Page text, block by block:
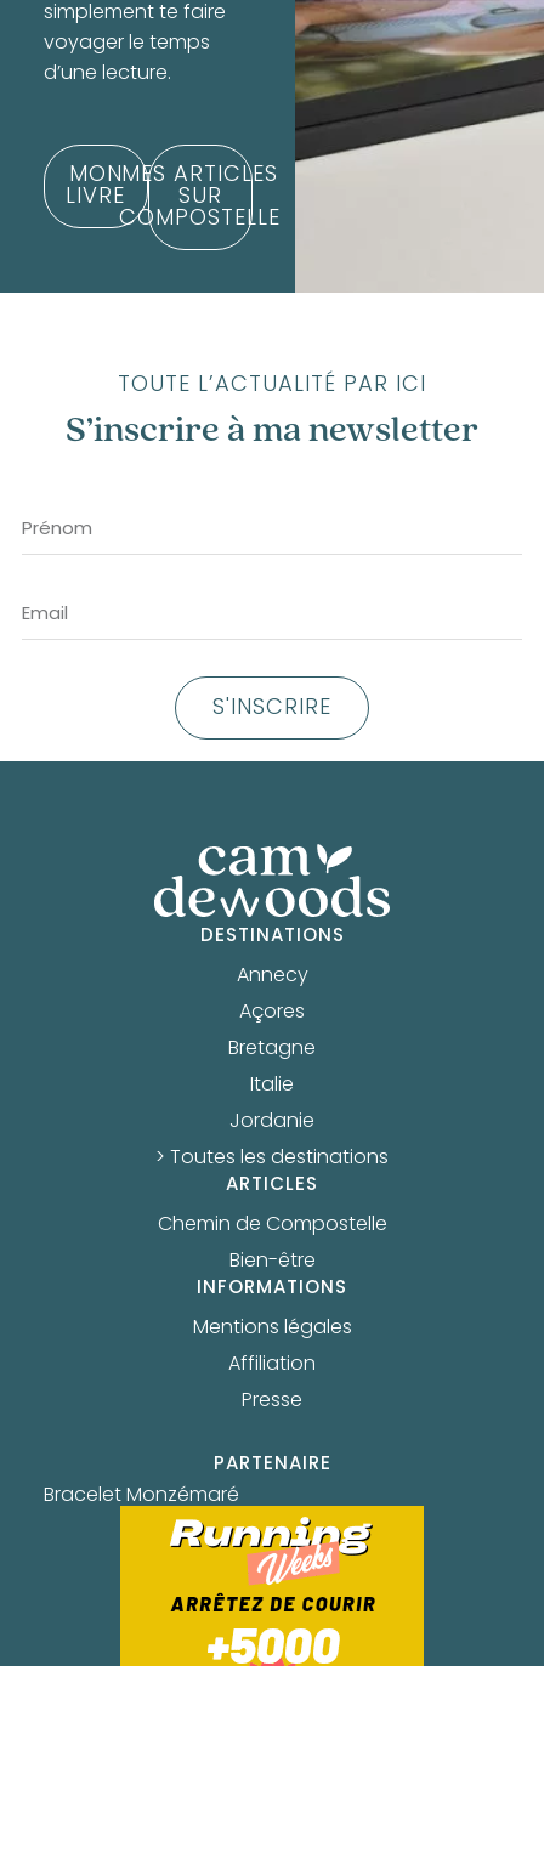
simplement te faire
voyager le temps
d’une lecture.
MON
LIVRE
MES ARTICLES
SUR
COMPOSTELLE
TOUTE L’ACTUALITÉ PAR ICI
S’inscrire à ma newsletter
S'INSCRIRE
DESTINATIONS
Annecy
Açores
Bretagne
Italie
Jordanie
> Toutes les destinations
ARTICLES
Chemin de Compostelle
Bien-être
INFORMATIONS
Mentions légales
Affiliation
Presse
PARTENAIRE
Bracelet Monzémaré